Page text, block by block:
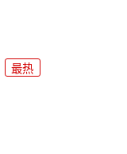
最热